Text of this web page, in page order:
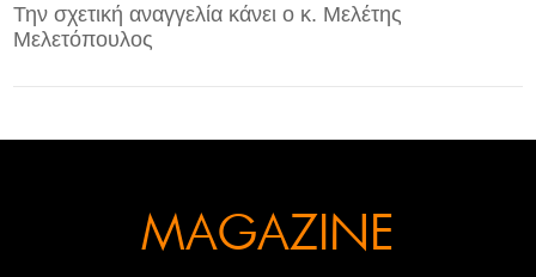
Την σχετική αναγγελία κάνει ο κ. Μελέτης
Μελετόπουλος
MAGAZINE